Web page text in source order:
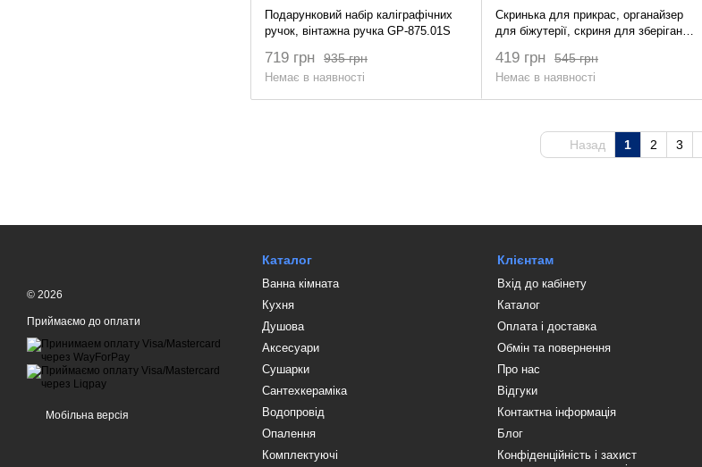
Подарунковий набір каліграфічних
ручок, вінтажна ручка GP-875.01S
935 грн
719 грн
Немає в наявності
Скринька для прикрас, органайзер
для біжутерії, скриня для зберігання
GT-687TRY545 грн
419 грн
Немає в наявності
Назад 1 2 3
© 2026
Приймаємо до оплати
Мобільна версія
Каталог
Ванна кімната
Кухня
Душова
Аксесуари
Сушарки
Сантехкераміка
Водопровід
Опалення
Комплектуючі
Клієнтам
Вхід до кабінету
Каталог
Оплата і доставка
Обмін та повернення
Про нас
Відгуки
Контактна інформація
Блог
Конфіденційність і захист